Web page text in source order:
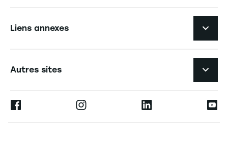
La recherche
Liens annexes
Autres sites
Ernest